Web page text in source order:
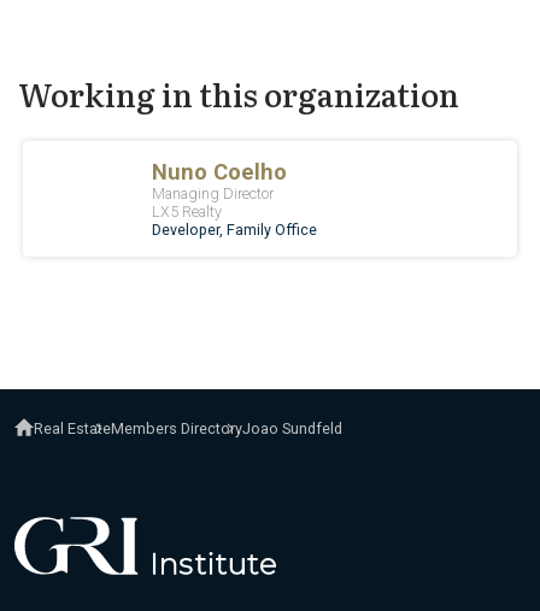
Working in this organization
Real EstateMembers DirectoryJoao Sundfeld